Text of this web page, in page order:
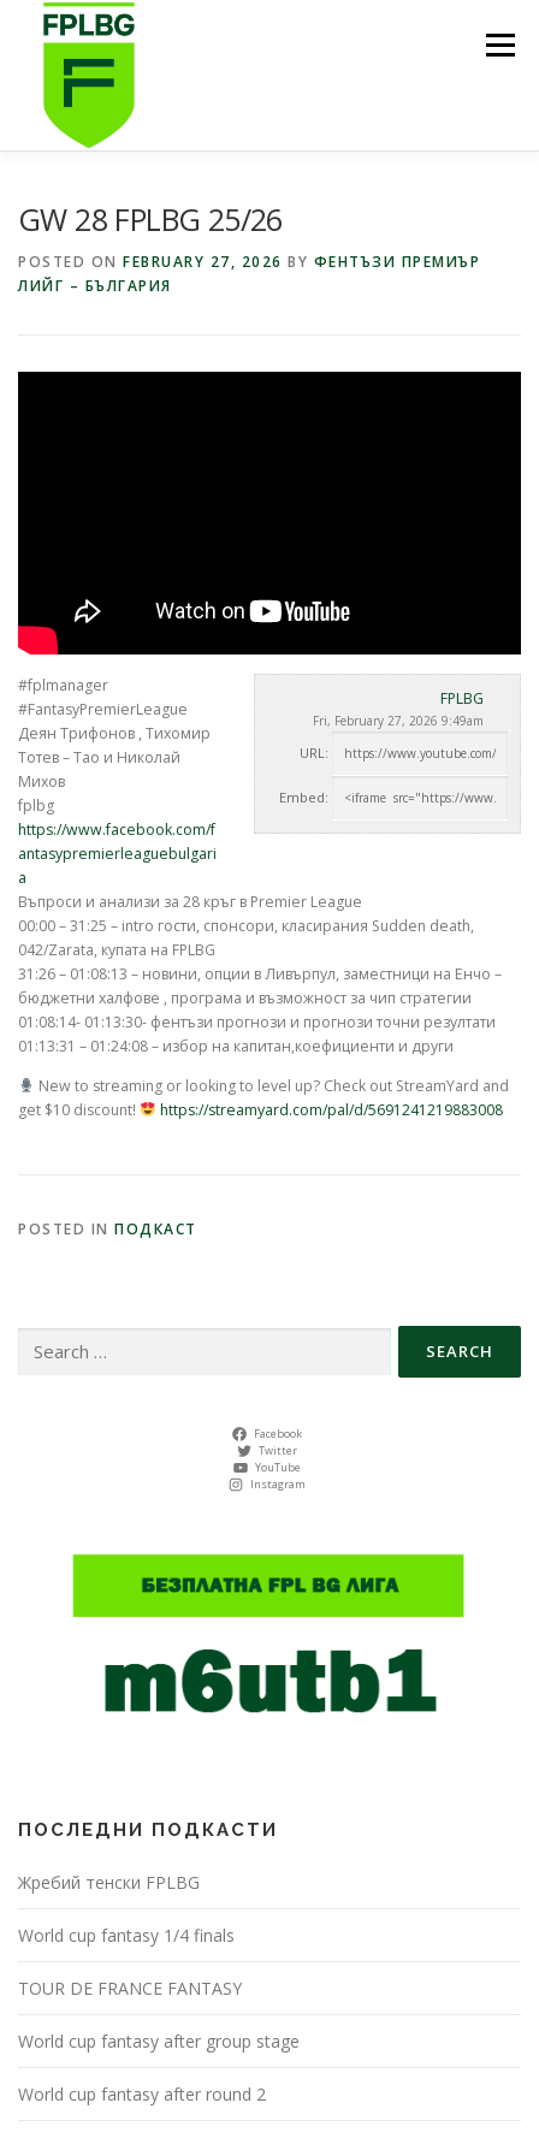
Menu
ФУТБОЛНА СТИПЕНДИЯ FPL BG
GW 28 FPLBG 25/26
POSTED ON FEBRUARY 27, 2026 BY ФЕНТЪЗИ ПРЕМИЪР
ЛИЙГ – БЪЛГАРИЯ
FPLBG
Fri, February 27, 2026 9:49am
URL:
Embed:
#fplmanager
#FantasyPremierLeague
Деян Трифонов , Тихомир
Тотев – Тао и Николай
Михов
fplbg
https://www.facebook.com/f
antasypremierleaguebulgari
a
Въпроси и анализи за 28 кръг в Premier League
00:00 – 31:25 – intro гости, спонсори, класирания Sudden death,
042/Zarata, купата на FPLBG
31:26 – 01:08:13 – новини, опции в Ливърпул, заместници на Енчо –
бюджетни халфове , програма и възможност за чип стратегии
01:08:14- 01:13:30- фентъзи прогнози и прогнози точни резултати
01:13:31 – 01:24:08 – избор на капитан,коефициенти и други
New to streaming or looking to level up? Check out StreamYard and
get $10 discount!
https://streamyard.com/pal/d/5691241219883008
POSTED IN ПОДКАСТ
for:
Facebook
Twitter
YouTube
Instagram
ПОСЛЕДНИ ПОДКАСТИ
Жребий тенски FPLBG
World cup fantasy 1/4 finals
TOUR DE FRANCE FANTASY
World cup fantasy after group stage
World cup fantasy after round 2